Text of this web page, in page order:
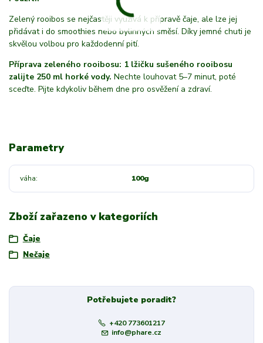
Zelený rooibos se nejčastěji využívá k přípravě čaje, ale lze jej
přidávat i do smoothies nebo bylinných směsí. Díky jemné chuti je
skvělou volbou pro každodenní pití.
Příprava zeleného rooibosu: 1 lžičku sušeného rooibosu
zalijte 250 ml horké vody. Nechte louhovat 5–7 minut, poté
sceďte. Pijte kdykoliv během dne pro osvěžení a zdraví.
Parametry
váha 100g
Zboží zařazeno v kategoriích
Čaje
Nečaje
Potřebujete poradit?
+420 773601217
info@phare.cz